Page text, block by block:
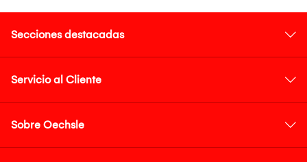
Secciones destacadas
Servicio al Cliente
Sobre Oechsle